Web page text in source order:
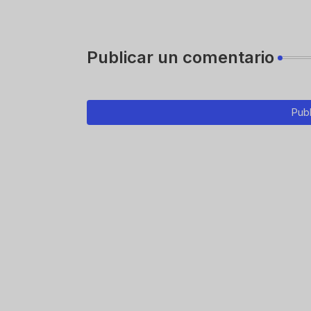
Publicar un comentario